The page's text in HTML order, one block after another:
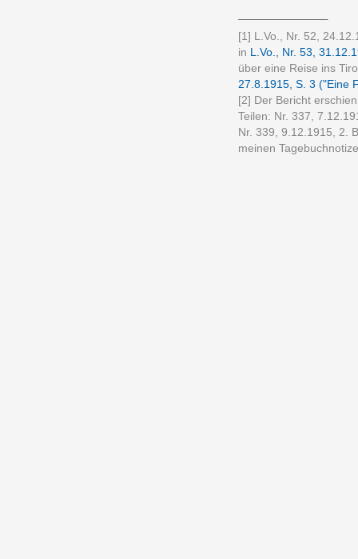
[1] L.Vo., Nr. 52,
in L.Vo., Nr. 53,
über eine Reise ins
27.8.1915, S. 3 ("Eine
[2] Der Bericht
Teilen: Nr. 337,
Nr. 339, 9.12.1915, 2.
meinen